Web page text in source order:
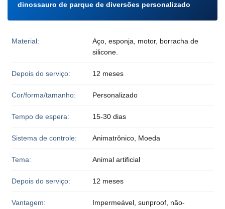
dinossauro de parque de diversões personalizado
Material:
Aço, esponja, motor, borracha de
silicone.
Depois do serviço: 12 meses
Cor/forma/tamanho: Personalizado
Tempo de espera: 15-30 dias
Sistema de controle: Animatrônico, Moeda
Tema: Animal artificial
Depois do serviço: 12 meses
Vantagem:
Impermeável, sunproof, não-